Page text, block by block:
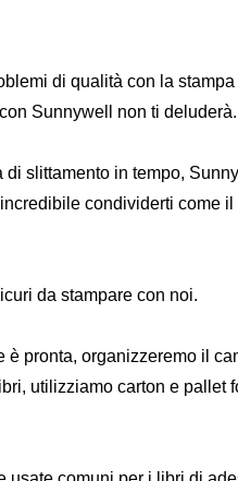
di qualità con la
Sunnywell non ti deluderà.
slittamento in tempo,
condividerti come
da stampare con noi.
pronta, organizzeremo il
utilizziamo carton e pallet